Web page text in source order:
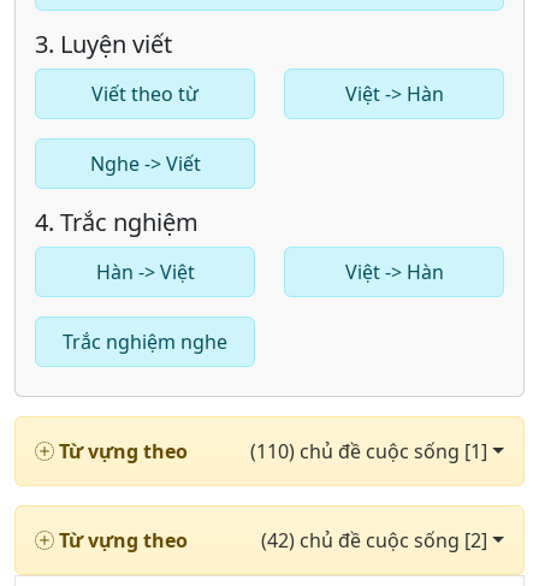
3. Luyện viết
Viết theo từ Việt -> Hàn
Nghe -> Viết
4. Trắc nghiệm
Hàn -> Việt Việt -> Hàn
Trắc nghiệm nghe
Từ vựng theo (110) chủ đề cuộc sống [1]
Từ vựng theo (42) chủ đề cuộc sống [2]